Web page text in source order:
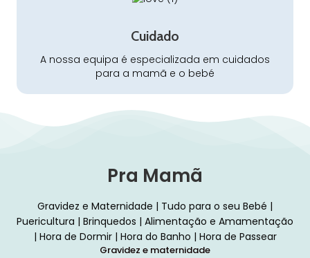
Cuidado
A nossa equipa é especializada em cuidados
para a mamã e o bebé
Pra Mamã
Gravidez e Maternidade | Tudo para o seu Bebé |
Puericultura | Brinquedos | Alimentação e Amamentação
| Hora de Dormir | Hora do Banho | Hora de Passear
Gravidez e maternidade